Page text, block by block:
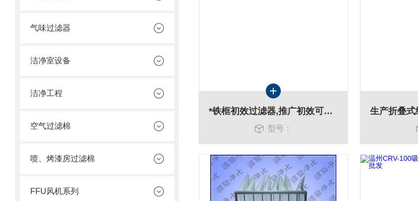
气味过滤器
洁净室设备
洁净工程
空气过滤棉
喷、烤漆房过滤棉
FFU风机系列
*铁框初效过滤器,推广初效可清洗式过滤器
型号：